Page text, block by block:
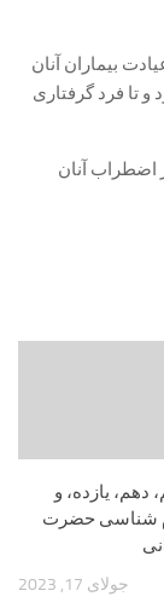
بيماران آنان
تا فرد گرفتارى
اضطراب آنان
دهم، یازده، و
شناسی حضرت
جولای 17, 2023